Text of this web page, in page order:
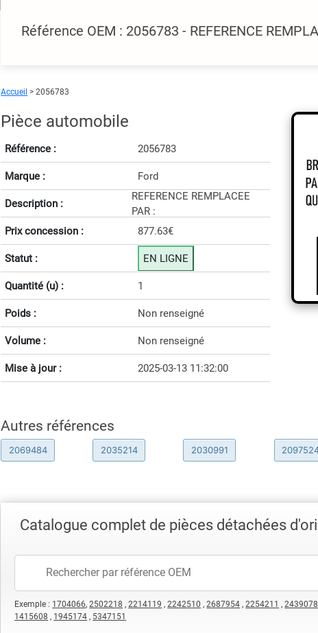
Référence OEM : 2056783 - REFERENCE
Accueil > 2056783
Pièce automobile
Référence : 2056783
Marque : Ford
Description :
REFERENCE REMPLACEE
PAR :
Prix concession :
877.63€
Statut : EN LIGNE
Quantité (u) : 1
Poids : Non renseigné
Volume : Non renseigné
Mise à jour : 2025-03-13 11:32:00
Autres références
2069484 2035214 2030991
Catalogue complet de pièces détachées
Exemple : 1704066,2502218 ,2214119 ,2242510 ,2687954 ,2254211 ,2439078
1415608 , 1945174 , 5347151